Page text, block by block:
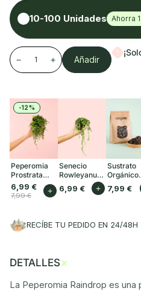
10-100 Unidades Ahorra
− + Añadir
-12%
Peperomia
Prostrata
Mini
6,99 €
7,99 € +
Senecio
Rowleyanus
6,99 € +
Sustrato
Orgánico
para
de
7,99 €
RECÍBE TU PEDIDO EN 24/48H
DETALLES+
La Peperomia Raindrop es